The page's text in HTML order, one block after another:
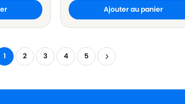
Ajouter au panier
1 2 3 4 5